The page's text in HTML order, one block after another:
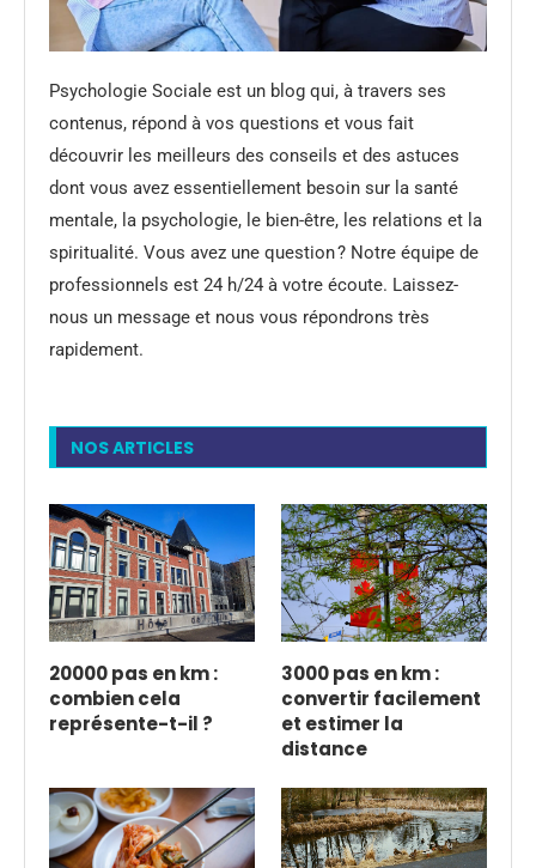
Psychologie Sociale est un blog qui, à travers ses
contenus, répond à vos questions et vous fait
découvrir les meilleurs des conseils et des astuces
dont vous avez essentiellement besoin sur la santé
mentale, la psychologie, le bien-être, les relations et la
spiritualité. Vous avez une question ? Notre équipe de
professionnels est 24 h/24 à votre écoute. Laissez-
nous un message et nous vous répondrons très
rapidement.
NOS ARTICLES
20000 pas en km :
combien cela
représente-t-il ?
3000 pas en km :
convertir facilement
et estimer la
distance